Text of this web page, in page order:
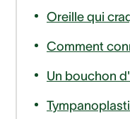
Oreille qui